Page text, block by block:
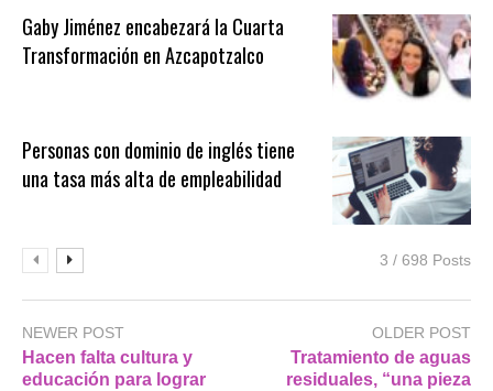
Gaby Jiménez encabezará la Cuarta
Transformación en Azcapotzalco
Personas con dominio de inglés tiene
una tasa más alta de empleabilidad
3 / 698 Posts
NEWER POST
Hacen falta cultura y
educación para lograr
OLDER POST
Tratamiento de aguas
residuales, “una pieza